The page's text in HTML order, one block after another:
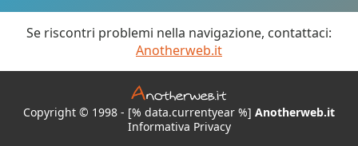
Se riscontri problemi nella navigazione, contattaci:
Anotherweb.it
Copyright © 1998 - [% data.currentyear %] Anotherweb.it
Informativa Privacy